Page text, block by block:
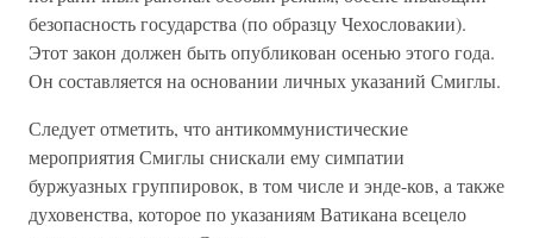
безопасность государства (по образцу Чехословакии).
Этот закон должен быть опубликован осенью этого года.
Он составляется на основании личных указаний Смиглы.
Следует отметить, что антикоммунистические
мероприятия Смиглы снискали ему симпатии
буржуазных группировок, в том числе и энде-ков, а также
духовенства, которое по указаниям Ватикана всецело